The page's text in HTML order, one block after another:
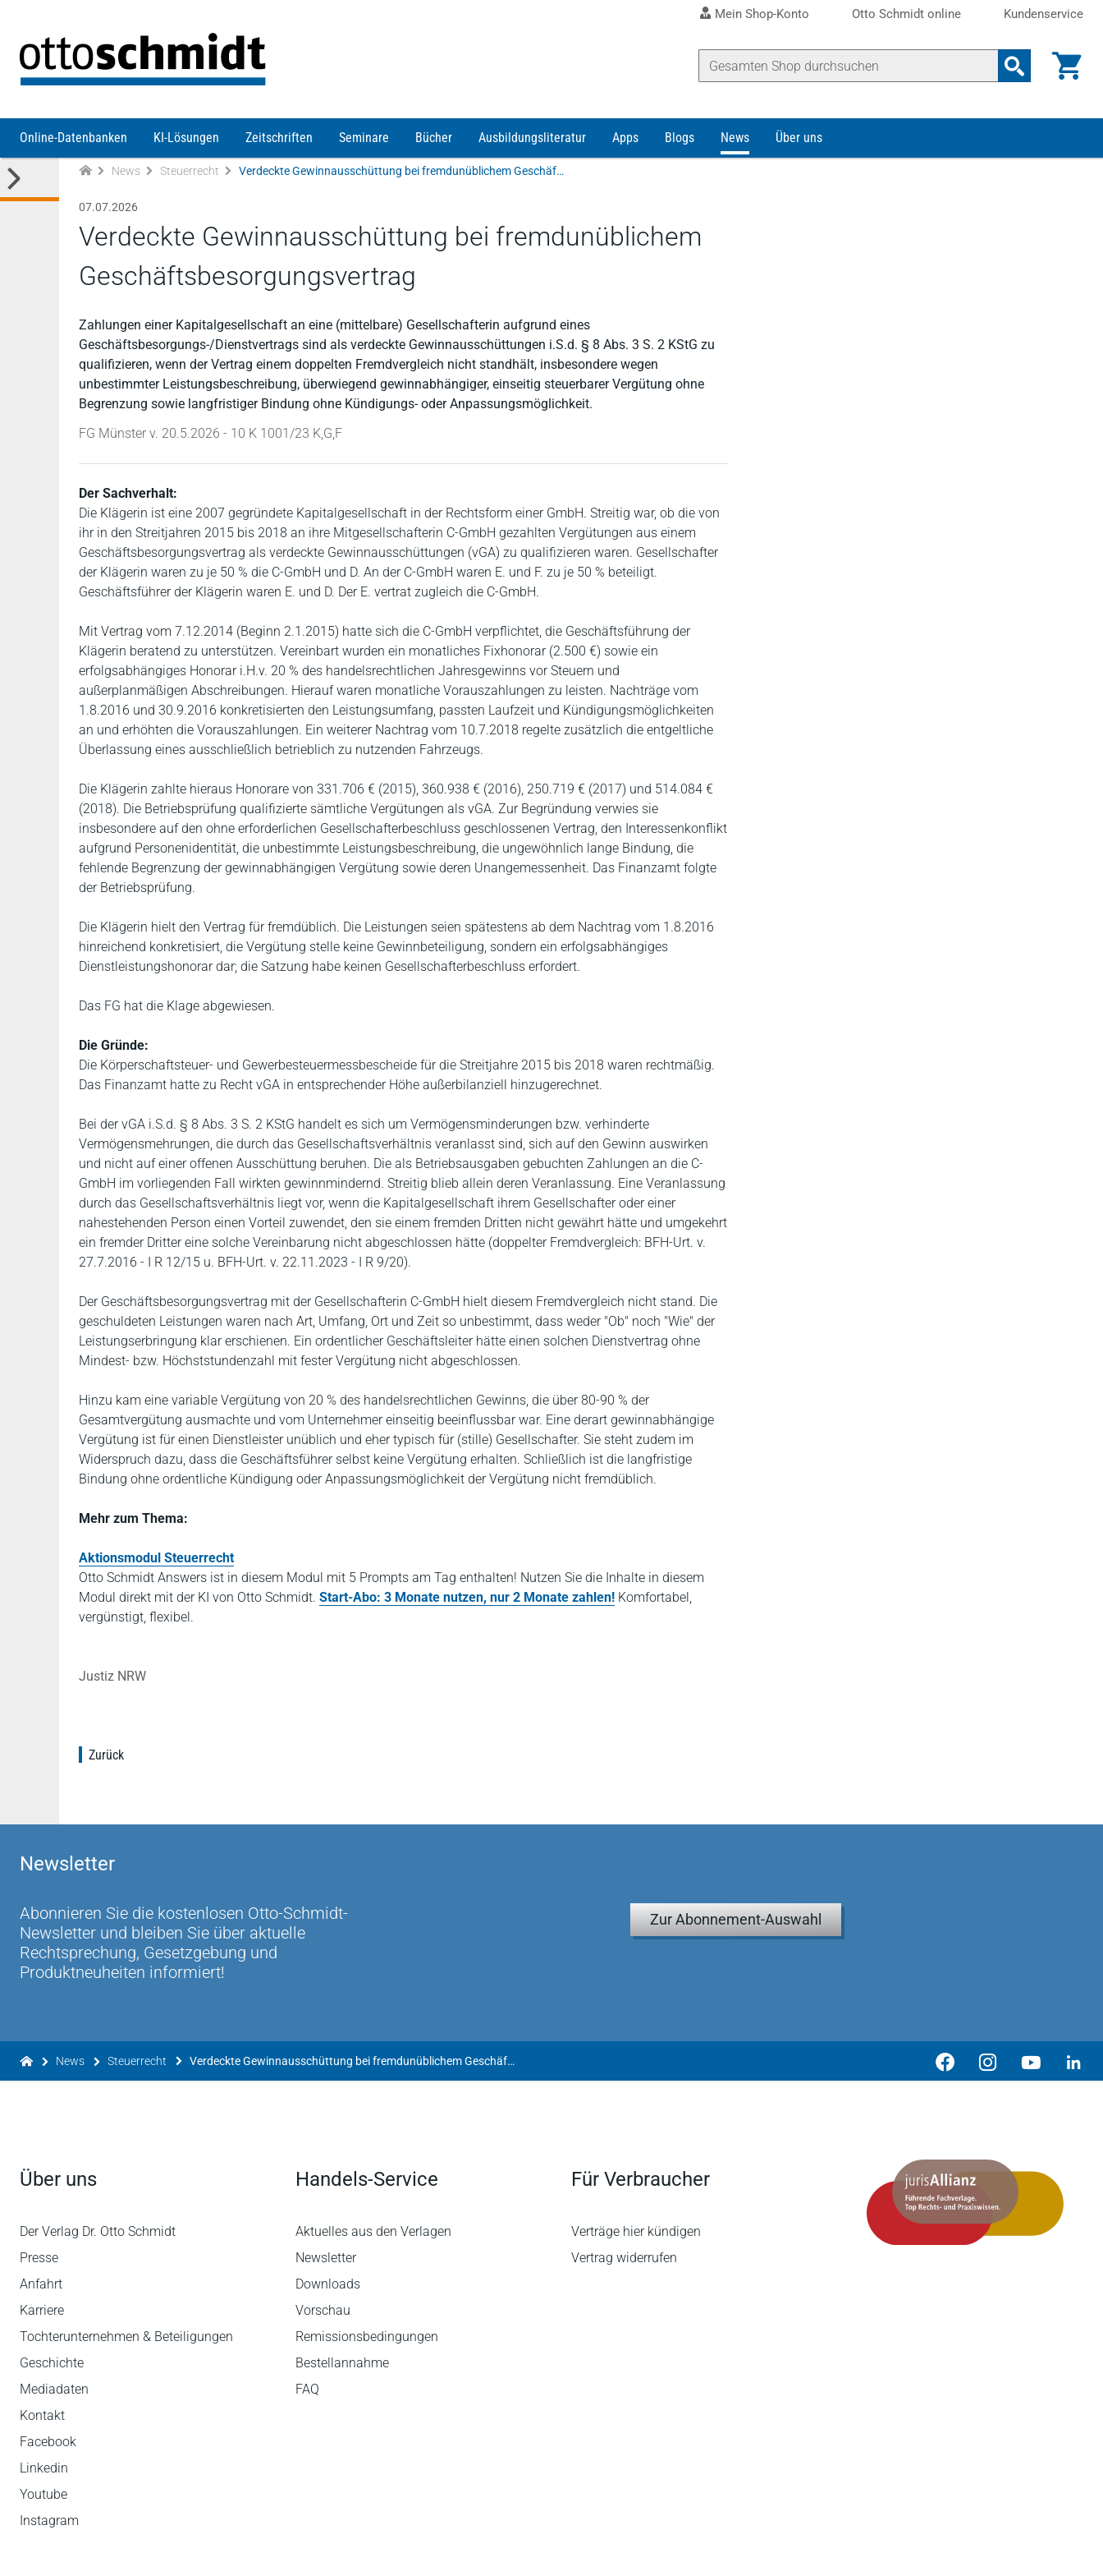
Mein Shop-Konto Otto Schmidt online Kundenservice
Online-Datenbanken KI-Lösungen Zeitschriften Seminare Bücher Ausbildungsliteratur Apps Blogs News Über uns
News Steuerrecht Verdeckte Gewinnausschüttung bei fremdunüblichem Geschäftsbesorgungsvertrag
07.07.2026
Verdeckte Gewinnausschüttung bei fremdunüblichem
Geschäftsbesorgungsvertrag
Zahlungen einer Kapitalgesellschaft an eine (mittelbare) Gesellschafterin aufgrund eines
Geschäftsbesorgungs-/Dienstvertrags sind als verdeckte Gewinnausschüttungen i.S.d. § 8 Abs. 3 S. 2 KStG zu
qualifizieren, wenn der Vertrag einem doppelten Fremdvergleich nicht standhält, insbesondere wegen
unbestimmter Leistungsbeschreibung, überwiegend gewinnabhängiger, einseitig steuerbarer Vergütung ohne
Begrenzung sowie langfristiger Bindung ohne Kündigungs- oder Anpassungsmöglichkeit.
FG Münster v. 20.5.2026 - 10 K 1001/23 K,G,F
Der Sachverhalt:
Die Klägerin ist eine 2007 gegründete Kapitalgesellschaft in der Rechtsform einer GmbH. Streitig war, ob die von
ihr in den Streitjahren 2015 bis 2018 an ihre Mitgesellschafterin C-GmbH gezahlten Vergütungen aus einem
Geschäftsbesorgungsvertrag als verdeckte Gewinnausschüttungen (vGA) zu qualifizieren waren. Gesellschafter
der Klägerin waren zu je 50 % die C-GmbH und D. An der C-GmbH waren E. und F. zu je 50 % beteiligt.
Geschäftsführer der Klägerin waren E. und D. Der E. vertrat zugleich die C-GmbH.
Mit Vertrag vom 7.12.2014 (Beginn 2.1.2015) hatte sich die C-GmbH verpflichtet, die Geschäftsführung der
Klägerin beratend zu unterstützen. Vereinbart wurden ein monatliches Fixhonorar (2.500 €) sowie ein
erfolgsabhängiges Honorar i.H.v. 20 % des handelsrechtlichen Jahresgewinns vor Steuern und
außerplanmäßigen Abschreibungen. Hierauf waren monatliche Vorauszahlungen zu leisten. Nachträge vom
1.8.2016 und 30.9.2016 konkretisierten den Leistungsumfang, passten Laufzeit und Kündigungsmöglichkeiten
an und erhöhten die Vorauszahlungen. Ein weiterer Nachtrag vom 10.7.2018 regelte zusätzlich die entgeltliche
Überlassung eines ausschließlich betrieblich zu nutzenden Fahrzeugs.
Die Klägerin zahlte hieraus Honorare von 331.706 € (2015), 360.938 € (2016), 250.719 € (2017) und 514.084 €
(2018). Die Betriebsprüfung qualifizierte sämtliche Vergütungen als vGA. Zur Begründung verwies sie
insbesondere auf den ohne erforderlichen Gesellschafterbeschluss geschlossenen Vertrag, den Interessenkonflikt
aufgrund Personenidentität, die unbestimmte Leistungsbeschreibung, die ungewöhnlich lange Bindung, die
fehlende Begrenzung der gewinnabhängigen Vergütung sowie deren Unangemessenheit. Das Finanzamt folgte
der Betriebsprüfung.
Die Klägerin hielt den Vertrag für fremdüblich. Die Leistungen seien spätestens ab dem Nachtrag vom 1.8.2016
hinreichend konkretisiert, die Vergütung stelle keine Gewinnbeteiligung, sondern ein erfolgsabhängiges
Dienstleistungshonorar dar; die Satzung habe keinen Gesellschafterbeschluss erfordert.
Das FG hat die Klage abgewiesen.
Die Gründe:
Die Körperschaftsteuer- und Gewerbesteuermessbescheide für die Streitjahre 2015 bis 2018 waren rechtmäßig.
Das Finanzamt hatte zu Recht vGA in entsprechender Höhe außerbilanziell hinzugerechnet.
Bei der vGA i.S.d. § 8 Abs. 3 S. 2 KStG handelt es sich um Vermögensminderungen bzw. verhinderte
Vermögensmehrungen, die durch das Gesellschaftsverhältnis veranlasst sind, sich auf den Gewinn auswirken
und nicht auf einer offenen Ausschüttung beruhen. Die als Betriebsausgaben gebuchten Zahlungen an die C-
GmbH im vorliegenden Fall wirkten gewinnmindernd. Streitig blieb allein deren Veranlassung. Eine Veranlassung
durch das Gesellschaftsverhältnis liegt vor, wenn die Kapitalgesellschaft ihrem Gesellschafter oder einer
nahestehenden Person einen Vorteil zuwendet, den sie einem fremden Dritten nicht gewährt hätte und umgekehrt
ein fremder Dritter eine solche Vereinbarung nicht abgeschlossen hätte (doppelter Fremdvergleich: BFH-Urt. v.
27.7.2016 - I R 12/15 u. BFH-Urt. v. 22.11.2023 - I R 9/20).
Der Geschäftsbesorgungsvertrag mit der Gesellschafterin C-GmbH hielt diesem Fremdvergleich nicht stand. Die
geschuldeten Leistungen waren nach Art, Umfang, Ort und Zeit so unbestimmt, dass weder "Ob" noch "Wie" der
Leistungserbringung klar erschienen. Ein ordentlicher Geschäftsleiter hätte einen solchen Dienstvertrag ohne
Mindest- bzw. Höchststundenzahl mit fester Vergütung nicht abgeschlossen.
Hinzu kam eine variable Vergütung von 20 % des handelsrechtlichen Gewinns, die über 80-90 % der
Gesamtvergütung ausmachte und vom Unternehmer einseitig beeinflussbar war. Eine derart gewinnabhängige
Vergütung ist für einen Dienstleister unüblich und eher typisch für (stille) Gesellschafter. Sie steht zudem im
Widerspruch dazu, dass die Geschäftsführer selbst keine Vergütung erhalten. Schließlich ist die langfristige
Bindung ohne ordentliche Kündigung oder Anpassungsmöglichkeit der Vergütung nicht fremdüblich.
Mehr zum Thema:
Aktionsmodul Steuerrecht
Otto Schmidt Answers ist in diesem Modul mit 5 Prompts am Tag enthalten! Nutzen Sie die Inhalte in diesem
Modul direkt mit der KI von Otto Schmidt. Start-Abo: 3 Monate nutzen, nur 2 Monate zahlen! Komfortabel,
vergünstigt, flexibel.
Justiz NRW
Zurück
Newsletter
Abonnieren Sie die kostenlosen Otto-Schmidt-
Newsletter und bleiben Sie über aktuelle
Rechtsprechung, Gesetzgebung und
Produktneuheiten informiert!
Zur Abonnement-Auswahl
News Steuerrecht Verdeckte Gewinnausschüttung bei fremdunüblichem Geschäftsbesorgungsvertrag
Über uns
Der Verlag Dr. Otto Schmidt
Presse
Anfahrt
Karriere
Tochterunternehmen & Beteiligungen
Geschichte
Mediadaten
Kontakt
Facebook
Linkedin
Youtube
Instagram
Handels-Service
Aktuelles aus den Verlagen
Newsletter
Downloads
Vorschau
Remissionsbedingungen
Bestellannahme
FAQ
Für Verbraucher
Verträge hier kündigen
Vertrag widerrufen